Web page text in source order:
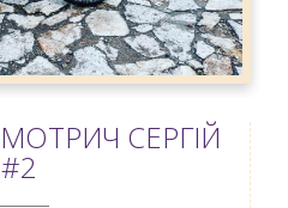
СЕРГІЙ
#2